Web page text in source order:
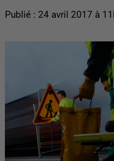
Publié : 24 avril 2017 à